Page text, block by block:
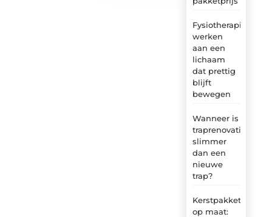
Fysiotherapie:
werken
aan een
lichaam
dat prettig
blijft
bewegen
Wanneer is
traprenovatie
slimmer
dan een
nieuwe
trap?
Kerstpakket
op maat: